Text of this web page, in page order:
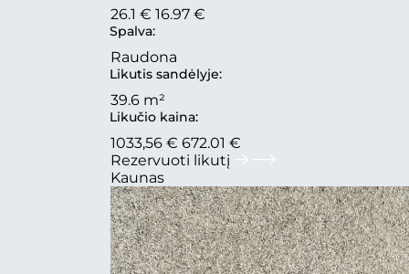
26.1 € 16.97 €
Spalva:
Raudona
Likutis sandėlyje:
39.6 m²
Likučio kaina:
1033,56 € 672.01 €
Rezervuoti likutį
Kaunas